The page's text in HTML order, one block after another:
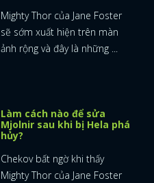
Mighty Thor của Jane Foster
sẽ sớm xuất hiện trên màn
ảnh rộng và đây là những ...
Làm cách nào để sửa
Mjolnir sau khi bị Hela phá
hủy?
Chekov bất ngờ khi thấy
Mighty Thor của Jane Foster